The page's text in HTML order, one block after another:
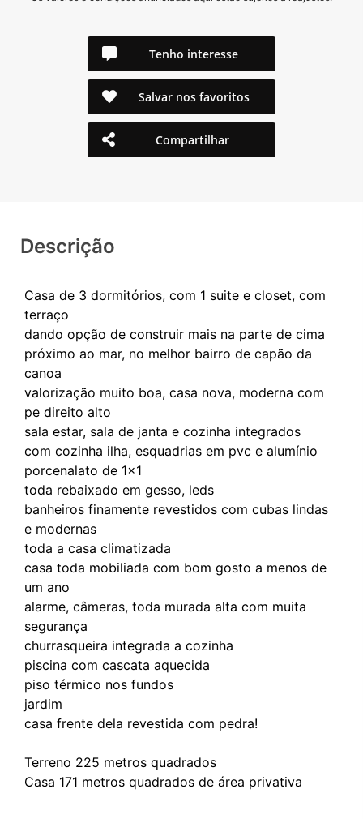
Tenho interesse
Salvar nos favoritos
Compartilhar
Descrição
Casa de 3 dormitórios, com 1 suite e closet, com
terraço
dando opção de construir mais na parte de cima
próximo ao mar, no melhor bairro de capão da
canoa
valorização muito boa, casa nova, moderna com
pe direito alto
sala estar, sala de janta e cozinha integrados
com cozinha ilha, esquadrias em pvc e alumínio
porcenalato de 1x1
toda rebaixado em gesso, leds
banheiros finamente revestidos com cubas lindas
e modernas
toda a casa climatizada
casa toda mobiliada com bom gosto a menos de
um ano
alarme, câmeras, toda murada alta com muita
segurança
churrasqueira integrada a cozinha
piscina com cascata aquecida
piso térmico nos fundos
jardim
casa frente dela revestida com pedra!
Terreno 225 metros quadrados